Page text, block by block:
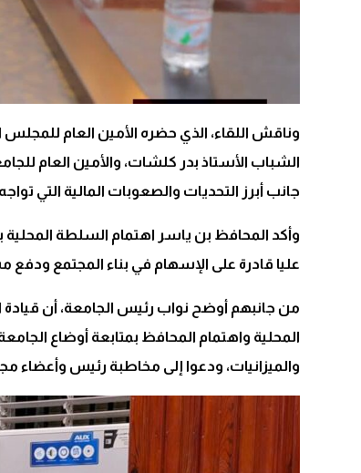
وناقش اللقاء، الذي حضره الأمين العام
الشباب الأستاذ بدر كلشات، والأمين العام
جانب أبرز التحديات والصعوبات المالية التي
وأكد المحافظ بن ياسر اهتمام السلطة
عليا قادرة على الإسهام في بناء المجتمع ودفع
من جانبهم أوضح نواب رئيس الجامعة، أن قيادة
المحلية واهتمام المحافظ بمتابعة أوضاع
والميزانيات، ودعوا إلى مخاطبة رئيس وأعضاء